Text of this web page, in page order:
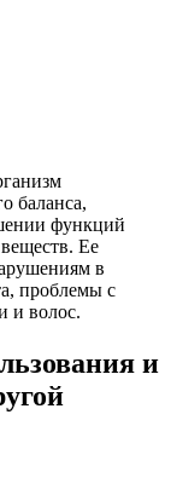
баланса,
функций
Ее
в
проблемы с
и волос.
и